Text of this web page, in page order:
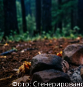
Фото: